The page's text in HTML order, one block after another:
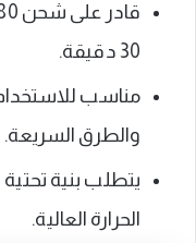
30 دقيقة.
مناسب
والطرق السريعة.
يتطلب بنية
الحرارة العالية.